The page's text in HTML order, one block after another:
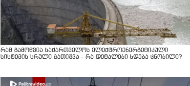
რამ გამოწვია საქართველოს ელექტროენერგეტიკული
სისტემის სრული გათიშვა - რა დეტალები ხდება ცნობილი?